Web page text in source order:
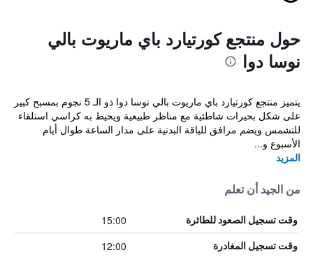
حول منتجع كورتيارد باي ماريوت بالي
نوسا دوا
يتميز منتجع كورتيارد باي ماريوت بالي نوسا دوا ذو الـ 5 نجوم بمسبح كبير
على شكل بحيرات شاطئية مع مناظر طبيعية ويحيط به كراسي استلقاء
للتشمس ويضم مرافق للياقة البدنية على مدار الساعة طوال أيام
الأسبوع و...
المزيد
من الجيد أن تعلم
وقت تسجيل الصعود للطائرة 15:00
وقت تسجيل المغادرة 12:00